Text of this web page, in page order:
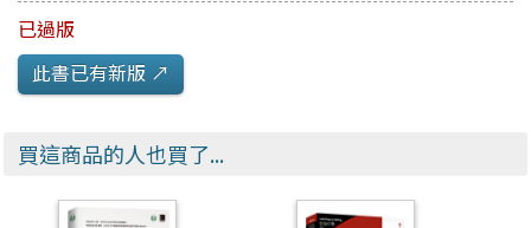
已過版
此書已有新版 ↗️
買這商品的人也買了...